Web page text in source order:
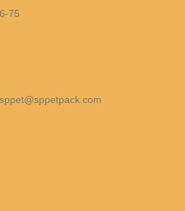
75
sppet@sppetpack.com